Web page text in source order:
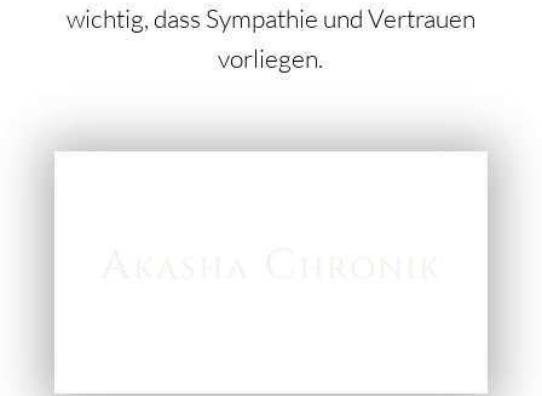
wichtig, dass Sympathie und Vertrauen
vorliegen.